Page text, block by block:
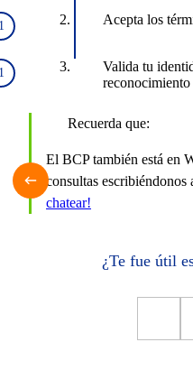
Acepta los
Valida tu
Recuerda que:
El BCP también está en
consultas escribiéndonos
chatear!
¿Te fue útil